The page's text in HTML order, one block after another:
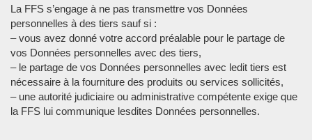
La FFS s’engage à ne pas transmettre vos Données
personnelles à des tiers sauf si :
– vous avez donné votre accord préalable pour le partage de
vos Données personnelles avec des tiers,
– le partage de vos Données personnelles avec ledit tiers est
nécessaire à la fourniture des produits ou services sollicités,
– une autorité judiciaire ou administrative compétente exige que
la FFS lui communique lesdites Données personnelles.